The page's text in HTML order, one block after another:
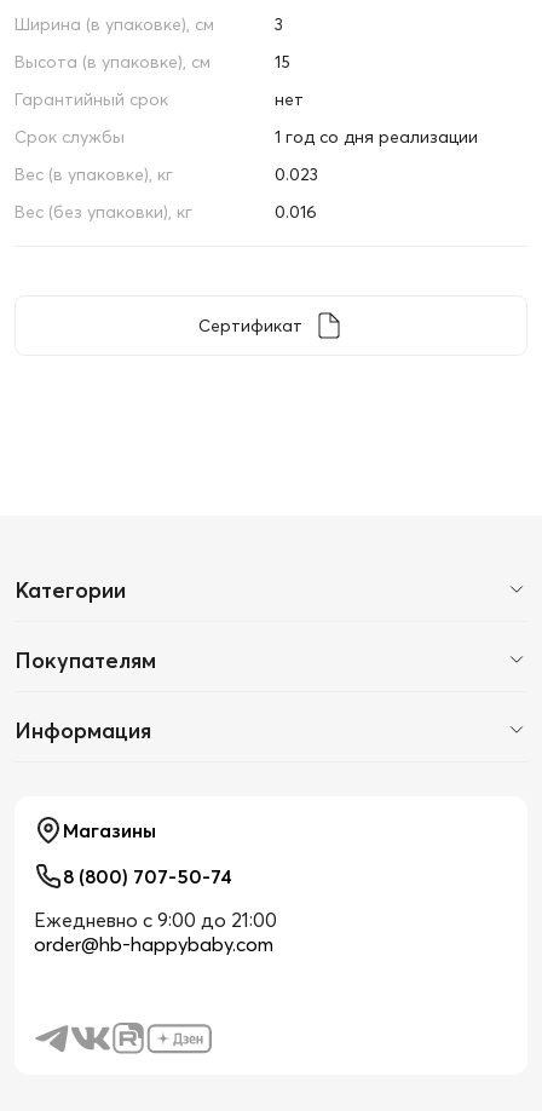
Ширина (в упаковке), см
3
Высота (в упаковке), см
15
Гарантийный срок
нет
Срок службы
1 год со дня реализации
Вес (в упаковке), кг
0.023
Вес (без упаковки), кг
0.016
Сертификат
Категории
Покупателям
Информация
Магазины
8 (800) 707-50-74
Ежедневно с 9:00 до 21:00
order@hb-happybaby.com